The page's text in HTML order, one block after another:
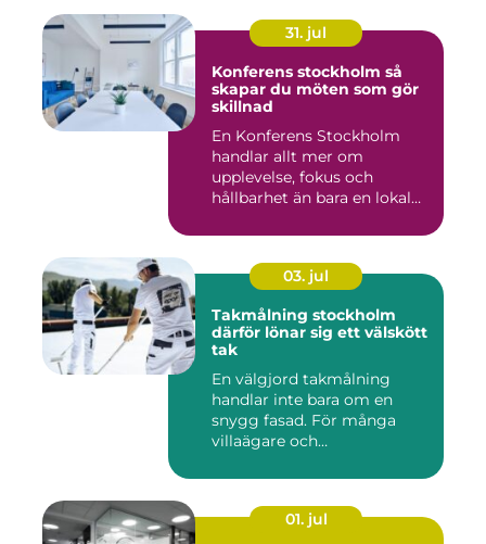
31. jul
Konferens stockholm så
skapar du möten som gör
skillnad
En Konferens Stockholm
handlar allt mer om
upplevelse, fokus och
hållbarhet än bara en lokal
03. jul
Takmålning stockholm
därför lönar sig ett välskött
tak
En välgjord takmålning
handlar inte bara om en
snygg fasad. För många
villaägare och
01. jul